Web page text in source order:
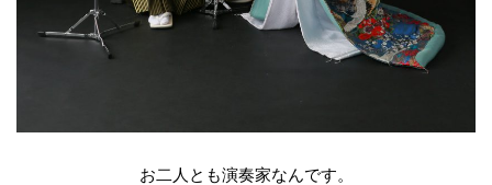
お二人とも演奏家なんです。